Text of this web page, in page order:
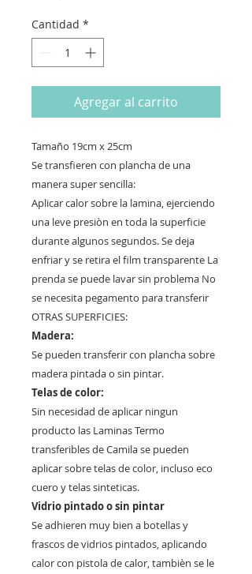
Cantidad *
Agregar al carrito
Tamaño 19cm x 25cm
Se transfieren con plancha de una
manera super sencilla:
Aplicar calor sobre la lamina, ejerciendo
una leve presiòn en toda la superficie
durante algunos segundos. Se deja
enfriar y se retira el film transparente La
prenda se puede lavar sin problema No
se necesita pegamento para transferir
OTRAS SUPERFICIES:
Madera:
Se pueden transferir con plancha sobre
madera pintada o sin pintar.
Telas de color:
Sin necesidad de aplicar ningun
producto las Laminas Termo
transferibles de Camila se pueden
aplicar sobre telas de color, incluso eco
cuero y telas sinteticas.
Vidrio pintado o sin pintar
Se adhieren muy bien a botellas y
frascos de vidrios pintados, aplicando
calor con pistola de calor, tambièn se le